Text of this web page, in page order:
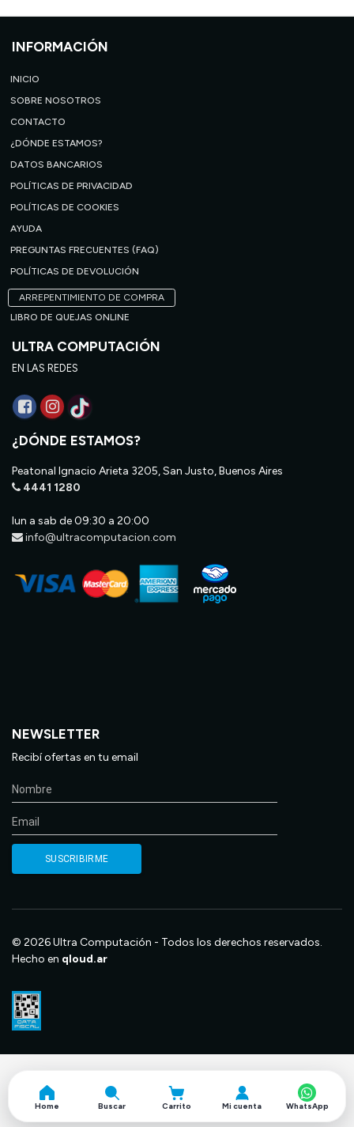
INFORMACIÓN
INICIO
SOBRE NOSOTROS
CONTACTO
¿DÓNDE ESTAMOS?
DATOS BANCARIOS
POLÍTICAS DE PRIVACIDAD
POLÍTICAS DE COOKIES
AYUDA
PREGUNTAS FRECUENTES (FAQ)
POLÍTICAS DE DEVOLUCIÓN
ARREPENTIMIENTO DE COMPRA
LIBRO DE QUEJAS ONLINE
ULTRA COMPUTACIÓN
EN LAS REDES
¿DÓNDE ESTAMOS?
Peatonal Ignacio Arieta 3205, San Justo, Buenos Aires
4441 1280
lun a sab de 09:30 a 20:00
info@ultracomputacion.com
NEWSLETTER
Recibí ofertas en tu email
© 2026 Ultra Computación - Todos los derechos reservados.
Hecho en qloud.ar
Home Buscar Carrito Mi cuenta